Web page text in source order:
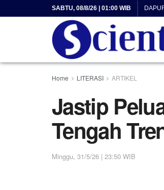
SABTU, 08/8/26 | 01:00 WIB
Home LITERASI ARTIKEL
Jastip
Tengah
Minggu, 31/5/26 | 23:50 WIB